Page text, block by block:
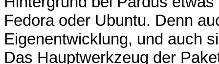
Fedora oder Ubuntu. Denn
Eigenentwicklung, und auch
Das Hauptwerkzeug der